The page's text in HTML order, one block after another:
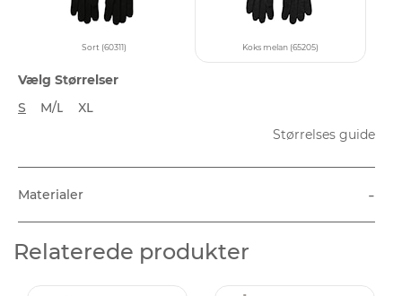
Sort (60311) Koks melan (65205)
Vælg Størrelser
S
M/L
XL
Størrelses guide
Materialer -
Relaterede produkter